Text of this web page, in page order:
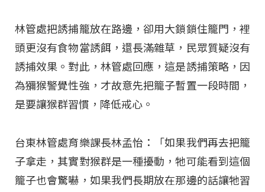
林管處把誘捕籠放在路邊，卻用大鎖鎖住籠門，裡
頭更沒有食物當誘餌，還長滿雜草，民眾質疑沒有
誘捕效果。對此，林管處回應，這是誘捕策略，因
為獼猴警覺性強，才故意先把籠子暫置一段時間，
是要讓猴群習慣，降低戒心。
台東林管處育樂課長林孟怡：「如果我們再去把籠
子拿走，其實對猴群是一種擾動，牠可能看到這個
籠子也會驚嚇，如果我們長期放在那邊的話讓牠習